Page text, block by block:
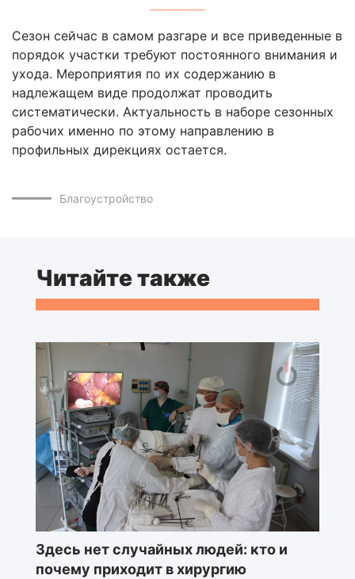
Сезон сейчас в самом разгаре и все приведенные в
порядок участки требуют постоянного внимания и
ухода. Мероприятия по их содержанию в
надлежащем виде продолжат проводить
систематически. Актуальность в наборе сезонных
рабочих именно по этому направлению в
профильных дирекциях остается.
Благоустройство
Читайте также
Здесь нет случайных людей: кто и
почему приходит в хирургию